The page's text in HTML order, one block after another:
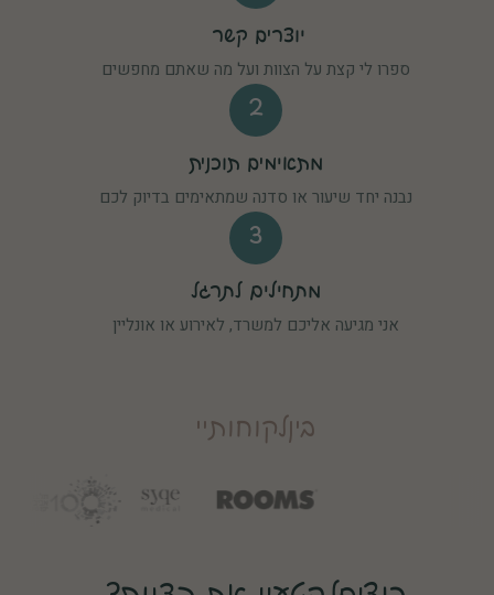
יוצרים קשר
ספרו לי קצת על הצוות ועל מה שאתם מחפשים
2
מתאימים תוכנית
נבנה יחד שיעור או סדנה שמתאימים בדיוק לכם
3
מתחילים לתרגל
אני מגיעה אליכם למשרד, לאירוע או אונליין
בין לקוחותיי